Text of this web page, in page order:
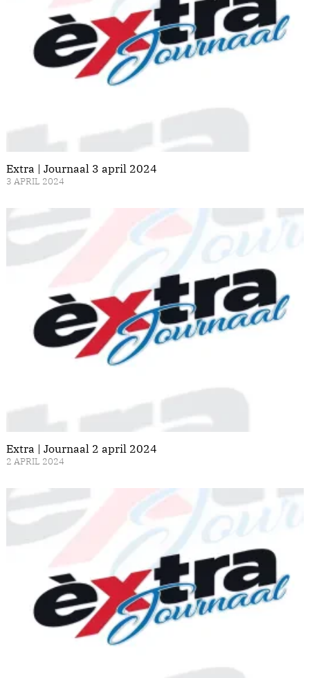
Extra | Journaal 3 april 2024
3 APRIL 2024
Extra | Journaal 2 april 2024
2 APRIL 2024